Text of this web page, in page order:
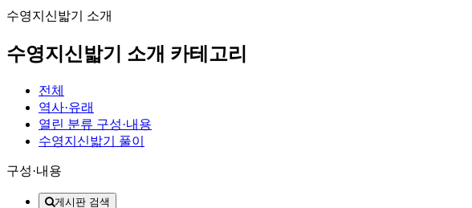
수영지신밟기 소개
수영지신밟기 소개 카테고리
전체
역사·유래
열린 분류 구성·내용
수영지신밟기 풀이
구성·내용
게시판 검색